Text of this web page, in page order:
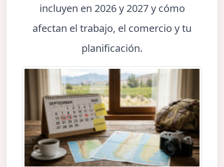
incluyen en 2026 y 2027 y cómo
afectan el trabajo, el comercio y tu
planificación.